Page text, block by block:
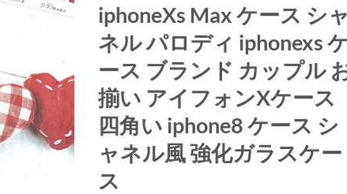
iphoneXs Max ケース シャ
ネル パロディ iphonexs ケ
ース ブランド カップル
揃い アイフォンXケース
四角い iphone8 ケース シ
ャネル風 強化ガラスケー
ス